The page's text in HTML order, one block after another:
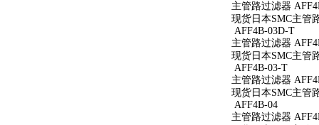
主管路过滤器
现货日本SMC主管
AFF4B-03D-T
主管路过滤器
现货日本SMC主管
AFF4B-03-T
主管路过滤器
现货日本SMC主管
AFF4B-04
主管路过滤器